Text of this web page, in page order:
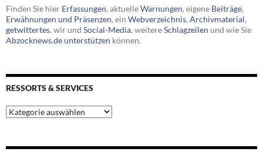
Finden Sie hier Erfassungen, aktuelleWarnungen, eigene Beiträge,
Erwähnungen und Präsenzen, ein Webverzeichnis, Archivmaterial,
getwittertes, wir und Social-Media, weitereSchlagzeilen und wie Sie
Abzocknews.de unterstützen können.
RESSORTS & SERVICES
Ressorts
&